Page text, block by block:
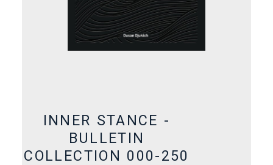
INNER STANCE -
BULLETIN
COLLECTION 000-250